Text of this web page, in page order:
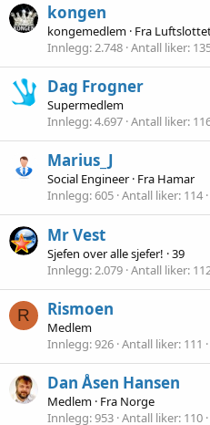
kongen
kongemedlem · Fra
Innlegg 2.748 Antall liker
Dag Frogner
Supermedlem
Innlegg 4.697 Antall liker
Marius_J
Social Engineer · Fra Hamar
Innlegg 605 Antall liker 114
Mr Vest
Sjefen over alle sjefer! ·39
Innlegg 2.079 Antall liker
R Rismoen
Medlem
Innlegg 926 Antall liker 111
Dan Åsen Hansen
Medlem · Fra Norge
Innlegg 953 Antall liker 110